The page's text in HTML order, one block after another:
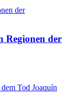
Regionen der